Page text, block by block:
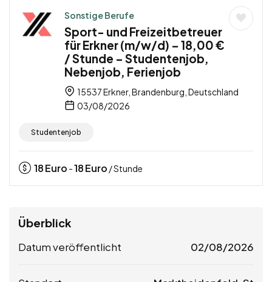
Sonstige Berufe
Sport- und Freizeitbetreuer
für Erkner (m/w/d) – 18,00 €
/ Stunde – Studentenjob,
Nebenjob, Ferienjob
15537 Erkner, Brandenburg, Deutschland
03/08/2026
Studentenjob
18Euro -18Euro / Stunde
Überblick
Datum veröffentlicht 02/08/2026